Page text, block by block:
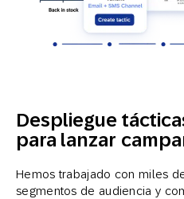
Despliegue
para lanzar
Hemos trabajado con miles
segmentos de audiencia y